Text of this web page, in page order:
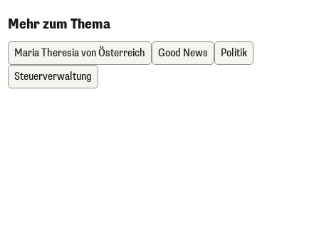
Mehr zum Thema
Maria Theresia von Österreich Good News
Politik
Steuerverwaltung